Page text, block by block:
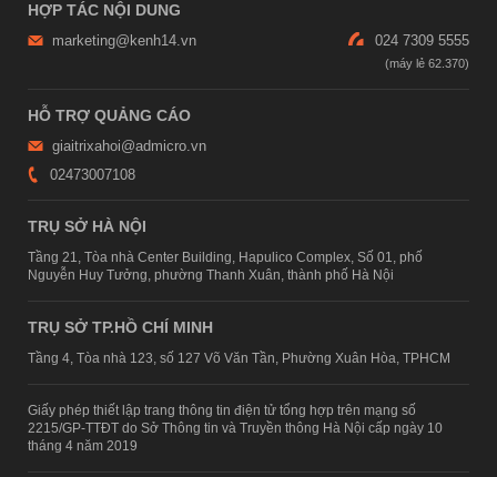
HỢP TÁC NỘI DUNG
marketing@kenh14.vn 024 7309 5555
HỖ TRỢ QUẢNG CÁO
giaitrixahoi@admicro.vn
02473007108
TRỤ SỞ HÀ NỘI
Tầng 21, Tòa nhà Center Building, Hapulico Complex, Số 01, phố
Nguyễn Huy Tưởng, phường Thanh Xuân, thành phố Hà Nội
TRỤ SỞ TP.HỒ CHÍ MINH
Tầng 4, Tòa nhà 123, số 127 Võ Văn Tần, Phường Xuân Hòa, TPHCM
Giấy phép thiết lập trang thông tin điện tử tổng hợp trên mạng số
2215/GP-TTĐT do Sở Thông tin và Truyền thông Hà Nội cấp ngày 10
tháng 4 năm 2019